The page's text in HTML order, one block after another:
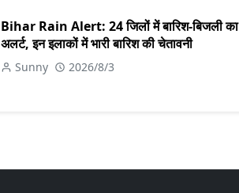
Bihar Rain Alert: 24 जिलों में बारिश-बिजली का
अलर्ट, इन इलाकों में भारी बारिश की चेतावनी
Sunny 2026/8/3